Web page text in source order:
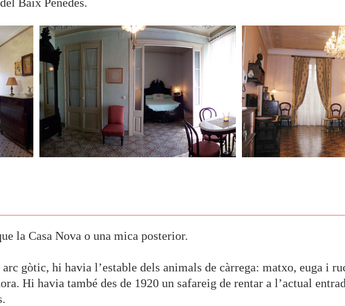
la Casa Nova o una mica posterior.
gòtic, hi havia l’estable dels animals de càrrega: matxo, euga i
Hi havia també des de 1920 un safareig de rentar a l’actual